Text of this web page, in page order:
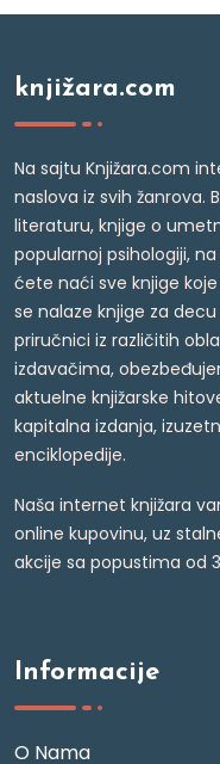
knjižara.com
Na sajtu Knjižara.com
naslova iz svih žanrova.
literaturu, knjige o
popularnoj psihologiji,
ćete naći sve knjige
se nalaze knjige za
priručnici iz različitih
izdavačima,
aktuelne knjižarske
kapitalna izdanja,
enciklopedije.
Naša internet knjižara
online kupovinu, uz
akcije sa popustima od
Informacije
O Nama